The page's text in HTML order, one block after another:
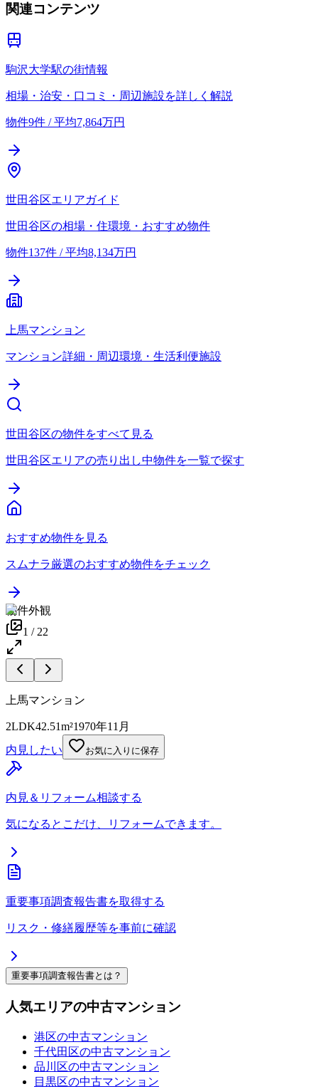
関連コンテンツ
駒沢大学駅の街情報
相場・治安・口コミ・周辺施設を詳しく解説
物件9件 / 平均7,864万円
世田谷区エリアガイド
世田谷区の相場・住環境・おすすめ物件
物件137件 / 平均8,134万円
上馬マンション
マンション詳細・周辺環境・生活利便施設
世田谷区の物件をすべて見る
世田谷区エリアの売り出し中物件を一覧で探す
おすすめ物件を見る
スムナラ厳選のおすすめ物件をチェック
物件外観
1 /22
上馬マンション
2LDK42.51m²1970年11月
内見したい
お気に入りに保存
内見＆リフォーム相談する
気になるとこだけ、リフォームできます。
重要事項調査報告書を取得する
リスク・修繕履歴等を事前に確認
重要事項調査報告書とは？
人気エリアの中古マンション
港区の中古マンション
千代田区の中古マンション
品川区の中古マンション
目黒区の中古マンション